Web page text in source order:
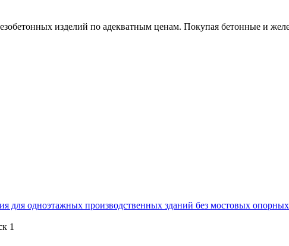
изделий по адекватным ценам. Покупая бетонные и
для одноэтажных производственных зданий без мостовых
1